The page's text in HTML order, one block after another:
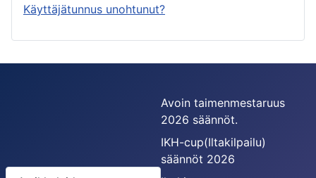
Käyttäjätunnus unohtunut?
Avoin taimenmestaruus
2026 säännöt.
IKH-cup(Iltakilpailu)
säännöt 2026